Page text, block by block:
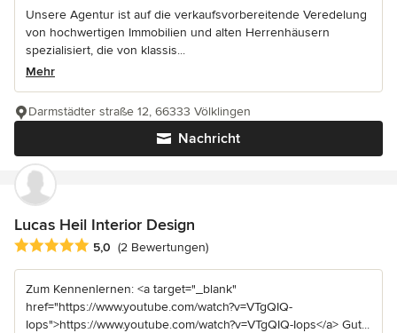
Unsere Agentur ist auf die verkaufsvorbereitende Veredelung
von hochwertigen Immobilien und alten Herrenhäusern
spezialisiert, die von klassis...
Mehr
Nachricht
Darmstädter straße 12, 66333 Völklingen
Lucas Heil Interior Design
Durchschnittliche Bewertung: 5 von 5 Sternen
5,0 (2 Bewertungen)
Zum Kennenlernen: <a target="_blank"
href="https://www.youtube.com/watch?v=VTgQIQ-
Iops">https://www.youtube.com/watch?v=VTgQIQ-Iops</a> Gut...